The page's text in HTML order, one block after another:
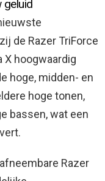
geluid
de Razer TriForce
X hoogwaardig
hoge, midden- en
hoge tonen,
bassen, wat een
Razer